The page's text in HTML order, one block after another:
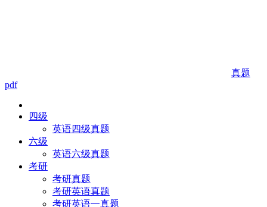
真题
pdf
四级
英语四级真题
六级
英语六级真题
考研
考研真题
考研英语真题
考研英语一真题